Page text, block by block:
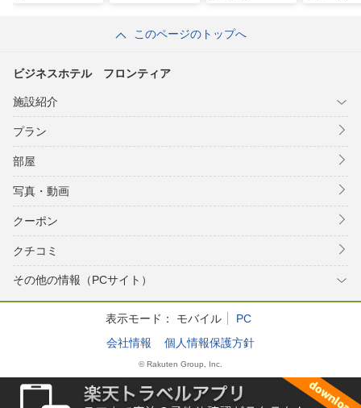
このページのトップへ
ビジネスホテル フロンティア
施設紹介
プラン
部屋
写真・動画
クーポン
クチコミ
その他の情報（PCサイト）
表示モード： モバイル
PC
会社情報
個人情報保護方針
© Rakuten Group, Inc.